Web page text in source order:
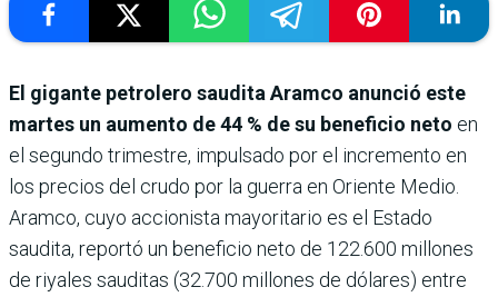
El gigante petrolero saudita Aramco anunció este
martes un aumento de 44 % de su beneficio neto en
el segundo trimestre, impulsado por el incremento en
los precios del crudo por la guerra en Oriente Medio.
Aramco, cuyo accionista mayoritario es el Estado
saudita, reportó un beneficio neto de 122.600 millones
de riyales sauditas (32.700 millones de dólares) entre